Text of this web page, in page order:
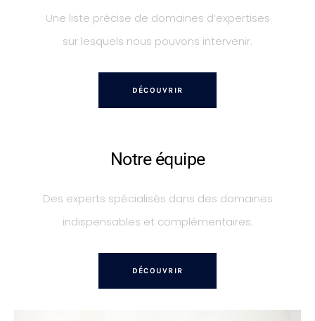
Une liste précise de domaines d’expertises
sur lesquels nous pouvons intervenir.
DÉCOUVRIR
Notre équipe
Des experts spécialisés dans des domaines
indispensables et complémentaires.
DÉCOUVRIR